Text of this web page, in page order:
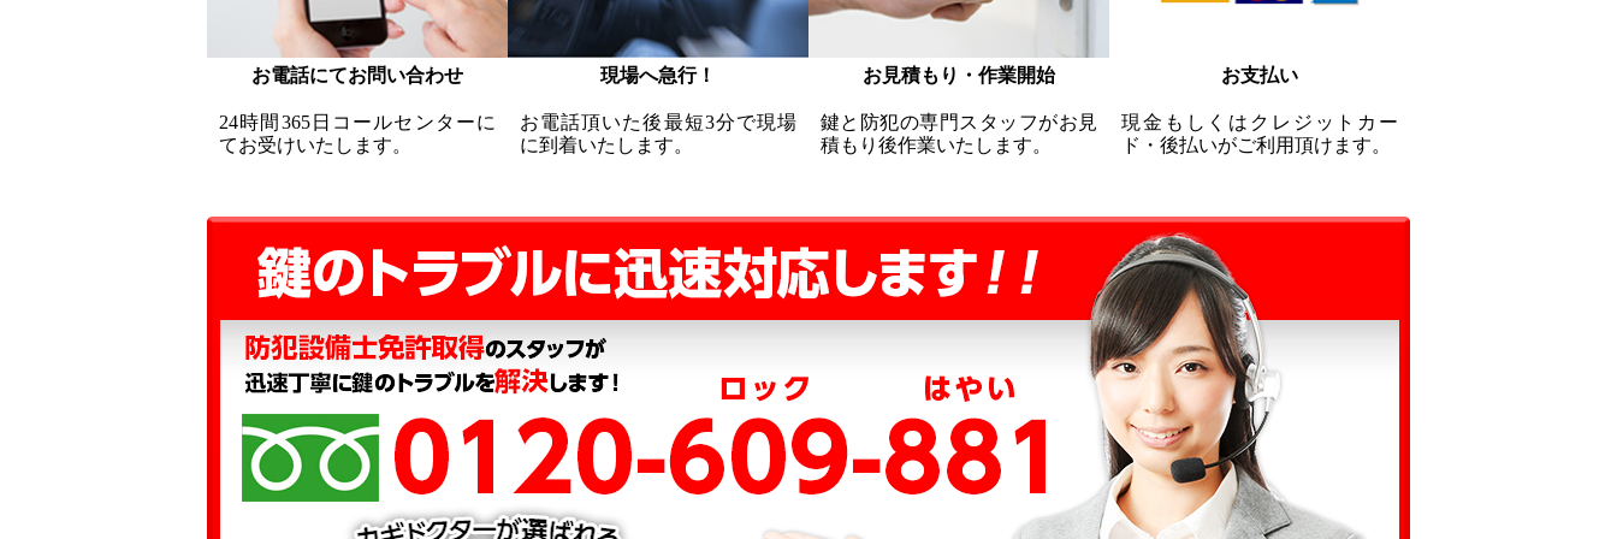
お電話にてお問い合わせ
24時間365日コールセンターに
てお受けいたします。
現場へ急行！
お電話頂いた後最短3分で現場
に到着いたします。
お見積もり・作業開始
鍵と防犯の専門スタッフがお見
積もり後作業いたします。
お支払い
現金もしくはクレジットカー
ド・後払いがご利用頂けます。